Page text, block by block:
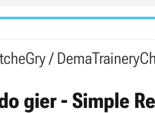
Gry / DemaTrainery
gier - Simple